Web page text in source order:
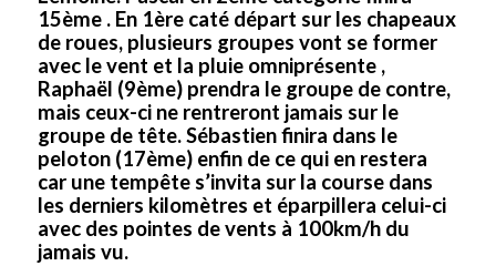
15ème . En 1ère caté départ sur les chapeaux
de roues, plusieurs groupes vont se former
avec le vent et la pluie omniprésente ,
Raphaël (9ème) prendra le groupe de contre,
mais ceux-ci ne rentreront jamais sur le
groupe de tête. Sébastien finira dans le
peloton (17ème) enfin de ce qui en restera
car une tempête s’invita sur la course dans
les derniers kilomètres et éparpillera celui-ci
avec des pointes de vents à 100km/h du
jamais vu.